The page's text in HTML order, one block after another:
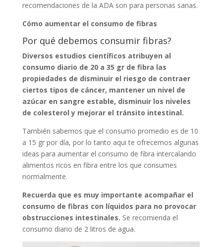
recomendaciones de la ADA son para personas sanas.
Cómo aumentar el consumo de fibras
Por qué debemos consumir fibras?
Diversos estudios científicos atribuyen al
consumo diario de 20 a 35 gr de fibra las
propiedades de disminuir el riesgo de contraer
ciertos tipos de cáncer, mantener un nivel de
azúcar en sangre estable, disminuir los niveles
de colesterol y mejorar el tránsito intestinal.
También sabemos que el consumo promedio es de 10
a 15 gr por día, por lo tanto aqui te ofrecemos algunas
ideas para aumentar el consumo de fibra intercalando
alimentos ricos en fibra entre los que consumes
normalmente.
Recuerda que es muy importante acompañar el
consumo de fibras con líquidos para no provocar
obstrucciones intestinales. Se recomienda el
consumo diario de 2 litros de agua.